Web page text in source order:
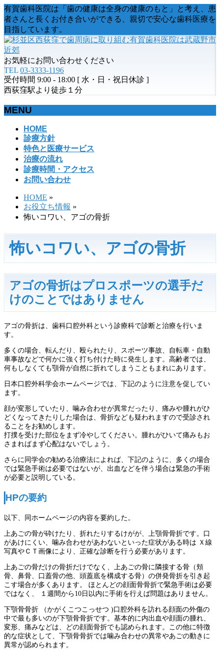
有賀歯科医院は「歯の健康は全身の健康のもと」と考え、患
者さんと長くお付き合いができる、親切で安心な歯科医療を
目指しています。
お気軽にお問い合わせください
TEL 03-3333-1196
受付時間 9:00 - 18:00 [ 水・日・祝日休診 ]
西荻窪駅より徒歩１分
MENU
HOME
診療方針
特色と医療サービス
治療の流れ
診療時間・アクセス
お問い合わせ
HOME »
お役立ち情報 »
怖いコワい、アゴの骨折
怖いコワい、アゴの骨折
アゴの骨折はプロスポーツの選手だ
けのことではありません
アゴの骨折は、歯科口腔外科という診療科で診断と治療を行いま
す。
多くの場合、転んだり、殴られたり、スポーツ事故、自転車・自動
車事故などで何かに強く打ち付けた時に発生します。高齢者では、
何もしなくても顎骨が自然に折れてしまうこともまれにあります。
日本口腔外科学会ホームページでは、下記のように注意を促してい
ます。
顔が変形していたり、噛み合わせが異常だったり、痛みや腫れがひ
どくなってきたりした場合は、骨折なども疑われますので受診され
ることをお勧めします。
打撲を受けた部位をまず冷やしてください。腫れがひいて痛みもお
さまればまず心配はないでしょう。
さらに同学会の勧める治療法によれば、下記のように、多くの場合
では緊急手術は必要ではないが、出血などを伴う場合は緊急の手術
が必要と説明している。
HPの要約
以下、同ホームページの内容を要約した。
上あごの骨が砕けたり、折れたりするけがが、上顎骨骨折です。口
があけにくい、噛み合わせがあわないといった症状がある時は Ｘ線
写真やＣＴ画像により、正確な診断を行う必要があります。
上あごの骨だけの骨折だけでなく、上あごの骨に隣接する骨（頬
骨、鼻骨、口蓋骨の他、頭蓋底を構成する骨）の併発骨折を引き起
こす場合が多くあります。 ほとんどの顔面骨骨折で緊急手術は必要
ではなく、 １週間から10日以内に手術を行えば問題はありません。
下顎骨骨折 （かがくこつこっせつ )口腔外科を訪れる顔面の外傷の
中で最も多いのが下顎骨骨折です。基本的に内出血や顔面の腫れ、
変形、痛みなどは、どの顔面骨折でも認められます。この他に特徴
的な症状として、下顎骨骨折では噛み合わせの異常やあごの動きに
異常が認められます。